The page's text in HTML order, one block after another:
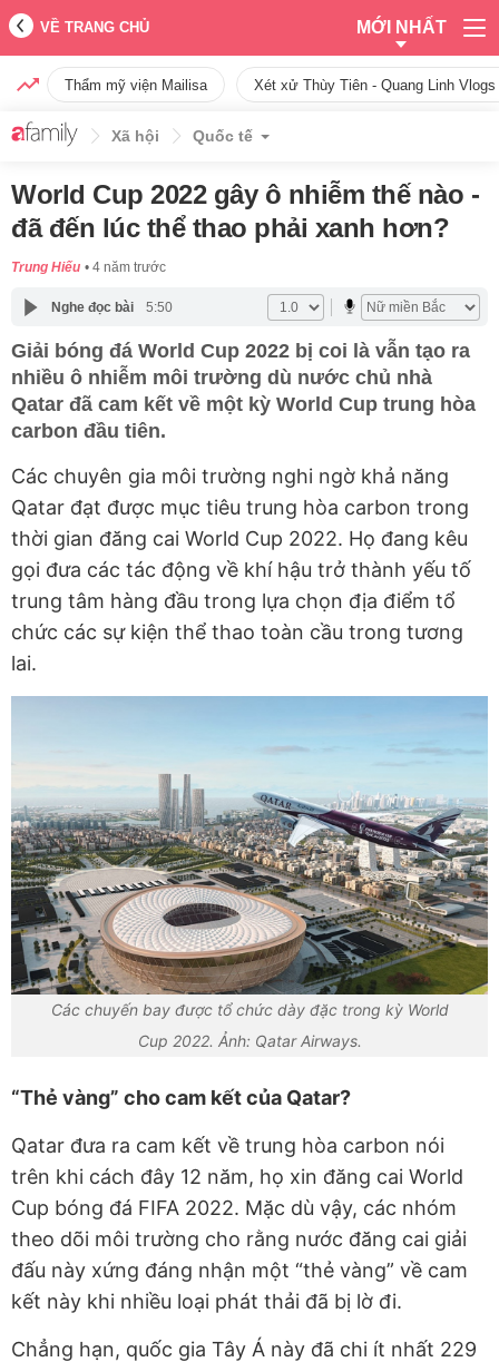
VỀ TRANG CHỦ MỚI NHẤT
Thẩm mỹ viện Mailisa Xét xử Thùy Tiên - Quang Linh
Xã hội Quốc tế
World Cup 2022 gây ô nhiễm thế nào -
đã đến lúc thể thao phải xanh hơn?
Trung Hiếu 4 năm trước
Nghe đọc bài 5:50
Giải bóng đá World Cup 2022 bị coi là vẫn tạo ra
nhiều ô nhiễm môi trường dù nước chủ nhà
Qatar đã cam kết về một kỳ World Cup trung hòa
carbon đầu tiên.
Các chuyên gia môi trường nghi ngờ khả năng
Qatar đạt được mục tiêu trung hòa carbon trong
thời gian đăng cai World Cup 2022. Họ đang kêu
gọi đưa các tác động về khí hậu trở thành yếu tố
trung tâm hàng đầu trong lựa chọn địa điểm tổ
chức các sự kiện thể thao toàn cầu trong tương
lai.
Các chuyến bay được tổ chức dày đặc trong kỳ World
Cup 2022. Ảnh: Qatar Airways.
“Thẻ vàng” cho cam kết của Qatar?
Qatar đưa ra cam kết về trung hòa carbon nói
trên khi cách đây 12 năm, họ xin đăng cai World
Cup bóng đá FIFA 2022. Mặc dù vậy, các nhóm
theo dõi môi trường cho rằng nước đăng cai giải
đấu này xứng đáng nhận một “thẻ vàng” về cam
kết này khi nhiều loại phát thải đã bị lờ đi.
Chẳng hạn, quốc gia Tây Á này đã chi ít nhất 229